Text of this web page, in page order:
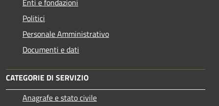
Politici
Personale Amministrativo
Documenti e dati
CATEGORIE DI SERVIZIO
Anagrafe e stato civile